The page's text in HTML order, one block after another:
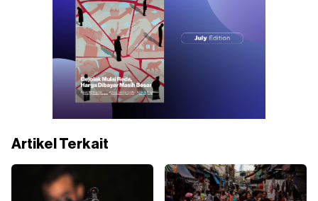
Artikel Terkait